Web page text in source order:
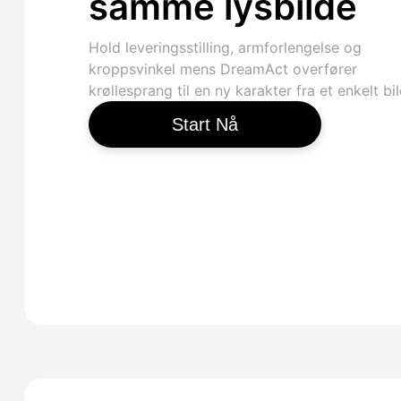
Hold leveringsstilling, armforlengelse og
kroppsvinkel mens DreamAct overfører
krøllesprang til en ny karakter fra et enkelt
Start Nå